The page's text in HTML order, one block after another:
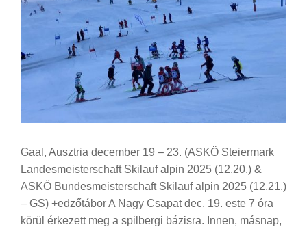
Gaal, Ausztria december 19 – 23. (ASKÖ Steiermark
Landesmeisterschaft Skilauf alpin 2025 (12.20.) &
ASKÖ Bundesmeisterschaft Skilauf alpin 2025 (12.21.)
– GS) +edzőtábor A Nagy Csapat dec. 19. este 7 óra
körül érkezett meg a spilbergi bázisra. Innen, másnap,